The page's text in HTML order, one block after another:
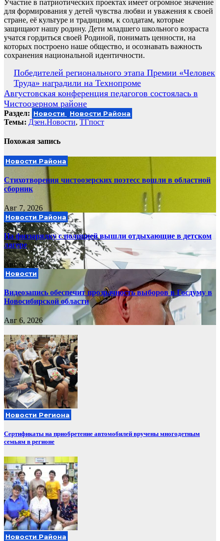
Участие в патриотических проектах имеет огромное значение
для формирования у детей чувства любви и уважения к своей
стране, её культуре и традициям, к солдатам, которые
защищают нашу родину. Дети младшего школьного возраста
учатся гордиться своей Родиной, понимать ценности, на
которых построено наше общество, и осознавать важность
сохранения национальной идентичности.
Навигация
по
записям
Победителей регионального этапа Премии «Человек
Труда» наградили на Технопроме
Августовская конференция педагогов состоялась в
Чистоозерном районе
Раздел: Новости Новости Района
Темы: Дзен.Новости, ТГпост
Похожая запись
Новости Района
Стихотворения чистоозерских поэтесс вошли в областной
сборник
Авг 7, 2026
Новости Района
На физзарядку с полицией вышли отдыхающие в детском
лагере
Авг 6, 2026
Новости
Видеозапись обеспечит прозрачность выборов в Госдуму в
Новосибирской области
Авг 6, 2026
Новости Региона
Сертификаты на приобретение автомобилей вручены многодетным
семьям в регионе
Новости Района